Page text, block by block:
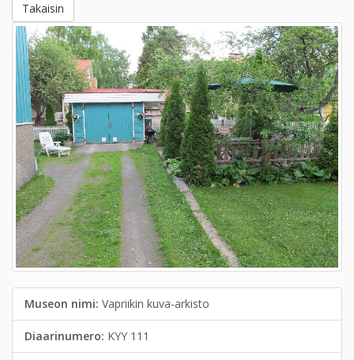
Takaisin
Museon nimi: Vapriikin kuva-arkisto
Diaarinumero: KYY 111